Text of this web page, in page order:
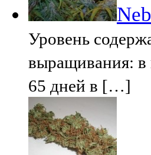
Уровень
выращивания: в
65 дней в […]